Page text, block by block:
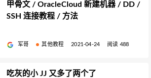
甲骨文 / OracleCloud 新建机器 / DD /
SSH 连接教程 / 方法
军哥 其他教程 2021-04-24 阅读 488
吃灰的小 JJ 又多了两个了